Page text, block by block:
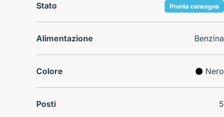
Stato Pronta consegna
Alimentazione Benzina
Colore Nero
Posti 5